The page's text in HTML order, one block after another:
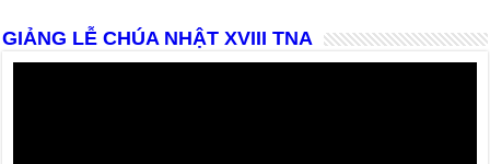
GIẢNG LỄ CHÚA NHẬT XVIII TNA